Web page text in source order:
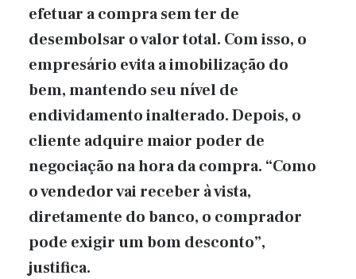
efetuar a compra sem ter de
desembolsar o valor total. Com isso, o
empresário evita a imobilização do
bem, mantendo seu nível de
endividamento inalterado. Depois, o
cliente adquire maior poder de
negociação na hora da compra. “Como
o vendedor vai receber à vista,
diretamente do banco, o comprador
pode exigir um bom desconto”,
justifica.